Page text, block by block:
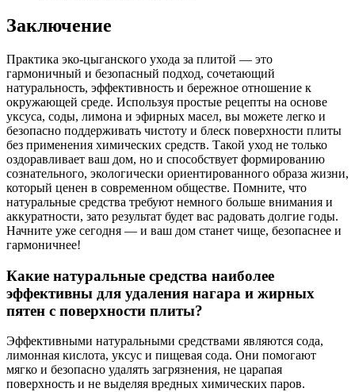
Заключение
Практика эко-цыганского ухода за плитой — это
гармоничный и безопасный подход, сочетающий
натуральность, эффективность и бережное отношение к
окружающей среде. Используя простые рецепты на основе
уксуса, соды, лимона и эфирных масел, вы можете легко и
безопасно поддерживать чистоту и блеск поверхности плиты
без применения химических средств. Такой уход не только
оздоравливает ваш дом, но и способствует формированию
сознательного, экологически ориентированного образа жизни,
который ценен в современном обществе. Помните, что
натуральные средства требуют немного больше внимания и
аккуратности, зато результат будет вас радовать долгие годы.
Начните уже сегодня — и ваш дом станет чище, безопаснее и
гармоничнее!
Какие натуральные средства наиболее
эффективны для удаления нагара и жирных
пятен с поверхности плиты?
Эффективными натуральными средствами являются сода,
лимонная кислота, уксус и пищевая сода. Они помогают
мягко и безопасно удалять загрязнения, не царапая
поверхность и не выделяя вредных химических паров.